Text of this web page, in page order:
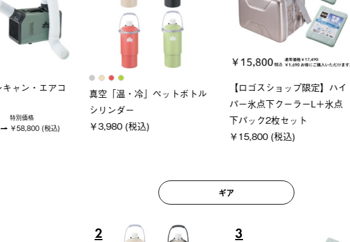
ック 風抜きQセ
込)
ポケモン Tシャツ
￥5,700 (税込)
グランベーシック スペースベ
ース・オクタゴン-BJ
￥209,000 (税込)
ギア
6 7